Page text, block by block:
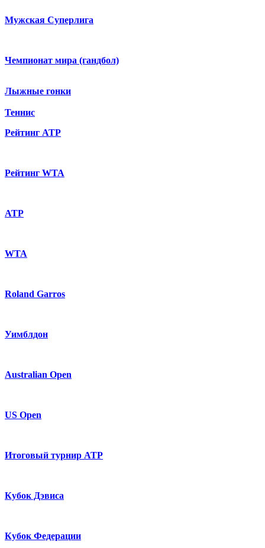
Мужская Суперлига
Чемпионат мира (гандбол)
Лыжные гонки
Теннис
Рейтинг ATP
Рейтинг WTA
ATP
WTA
Roland Garros
Уимблдон
Australian Open
US Open
Итоговый турнир ATP
Кубок Дэвиса
Кубок Федерации